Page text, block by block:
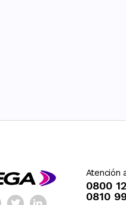
Atención
0800
0810